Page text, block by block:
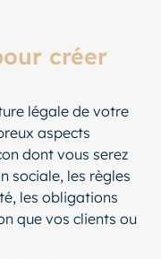
créer
légale de votre
aspects
dont vous serez
sociale, les règles
les obligations
que vos clients ou